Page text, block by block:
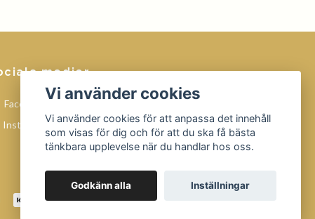
medier
Facebook
Instagram
Vi använder cookies
Vi använder cookies för att anpassa det innehåll
som visas för dig och för att du ska få bästa
tänkbara upplevelse när du handlar hos oss.
Godkänn alla Inställningar